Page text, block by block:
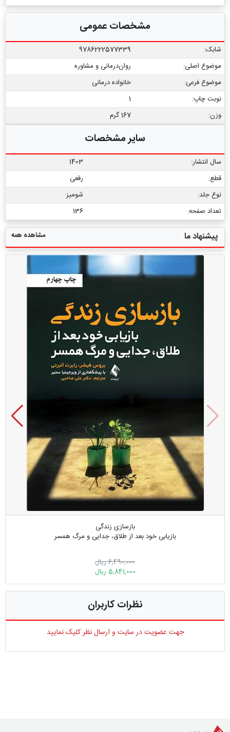
مشخصات عمومی
شابک:
9786222577339
موضوع اصلی:
روان‌درمانی و مشاوره
موضوع فرعی:
خانواده درمانی
نوبت چاپ:
1
وزن:
167 گرم
سایر مشخصات
سال انتشار:
1403
قطع:
رقعی
نوع جلد:
شومیز
تعداد صفحه:
136
پیشنهاد ما مشاهده همه
بازسازی زندگی
بازیابی خود بعد از طلاق، جدایی و مرگ همسر
6,490,000 ریال
5,841,000 ریال
نظرات کاربران
جهت عضویت در سایت و ارسال نظر کلیک نمایید